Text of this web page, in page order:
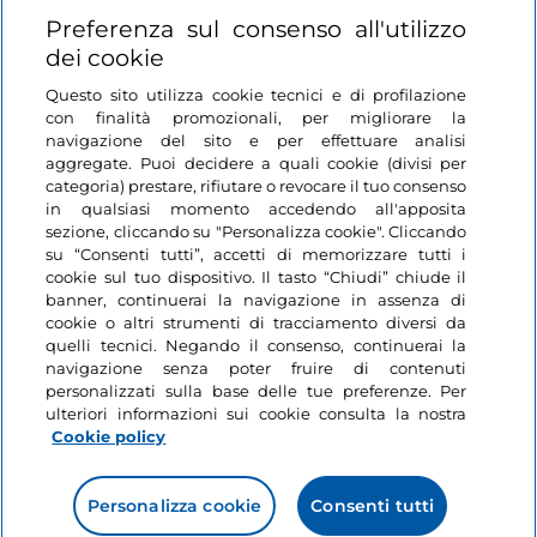
Prima Guerra Mondiale, mobili, telai, marionette e
persino una moderna bicicletta in legno. Il museo è
un'incredibile visione del mondo del legno!
Oltre a preservare la storia della falegnameria,il
museo ospita una scuola di falegnameria
dove gli
studenti vengono formati alla falegnameria
professionale e alla lavorazione del legno. Tino Sana
non è più tra noi, ma il suo lavoro e la sua passione
per il legno vivono e continuano ad evolversi.
Indirizzo: via Papa Giovanni XXIII, 59, Almenno San
Bartolomeo
A soli 10 km da Almenno san Bartolomeo, sul fiume
Brembo, si trova un grazioso luogo che dovreste
visitare se vi trovate nelle vicinanze.Il paese di
Clanezzo ospita due ponti molto diversi tra loro.
Uno molto antico e uno molto nuovo.
Cominciando con il ponte vecchio, questo grazioso
Login
Restiamo in contatto
Preferenza sul consenso all'utilizzo
dei cookie
Questo sito utilizza cookie tecnici e di profilazione
con finalità promozionali, per migliorare la
navigazione del sito e per effettuare analisi
aggregate. Puoi decidere a quali cookie (divisi per
categoria) prestare, rifiutare o revocare il tuo consenso
in qualsiasi momento accedendo all'apposita
sezione, cliccando su "Personalizza cookie". Cliccando
su “Consenti tutti”, accetti di memorizzare tutti i
cookie sul tuo dispositivo. Il tasto “Chiudi” chiude il
banner, continuerai la navigazione in assenza di
cookie o altri strumenti di tracciamento diversi da
quelli tecnici. Negando il consenso, continuerai la
navigazione senza poter fruire di contenuti
personalizzati sulla base delle tue preferenze. Per
ulteriori informazioni sui cookie consulta la nostra
Cookie policy
Personalizza cookie Consenti tutti